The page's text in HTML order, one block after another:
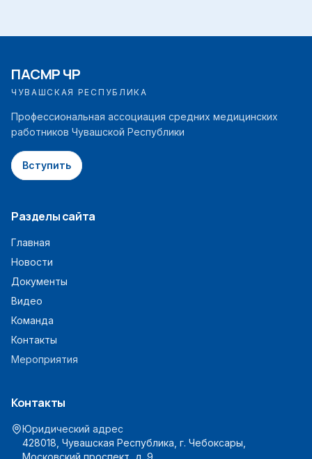
ПАСМР ЧР
ЧУВАШСКАЯ РЕСПУБЛИКА
Профессиональная ассоциация средних медицинских
работников Чувашской Республики
Вступить
Разделы сайта
Главная
Новости
Документы
Видео
Команда
Контакты
Мероприятия
Контакты
Юридический адрес
428018, Чувашская Республика, г. Чебоксары,
Московский проспект, д. 9